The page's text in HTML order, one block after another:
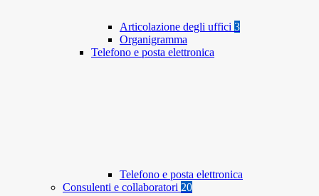
Articolazione degli uffici 3
Organigramma
Telefono e posta elettronica
Telefono e posta elettronica
Consulenti e collaboratori 20